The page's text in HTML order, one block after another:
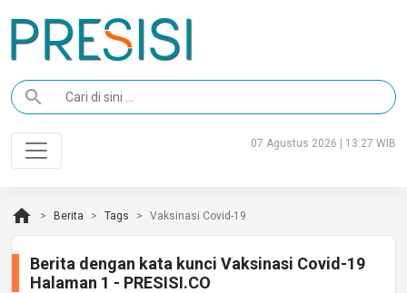
search
07 Agustus 2026 | 13:27 WIB
home Berita Tags Vaksinasi Covid-19
Berita dengan kata kunci Vaksinasi Covid-19
Halaman 1 - PRESISI.CO